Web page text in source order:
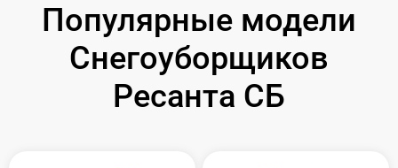
Популярные модели
Снегоуборщиков
Ресанта СБ